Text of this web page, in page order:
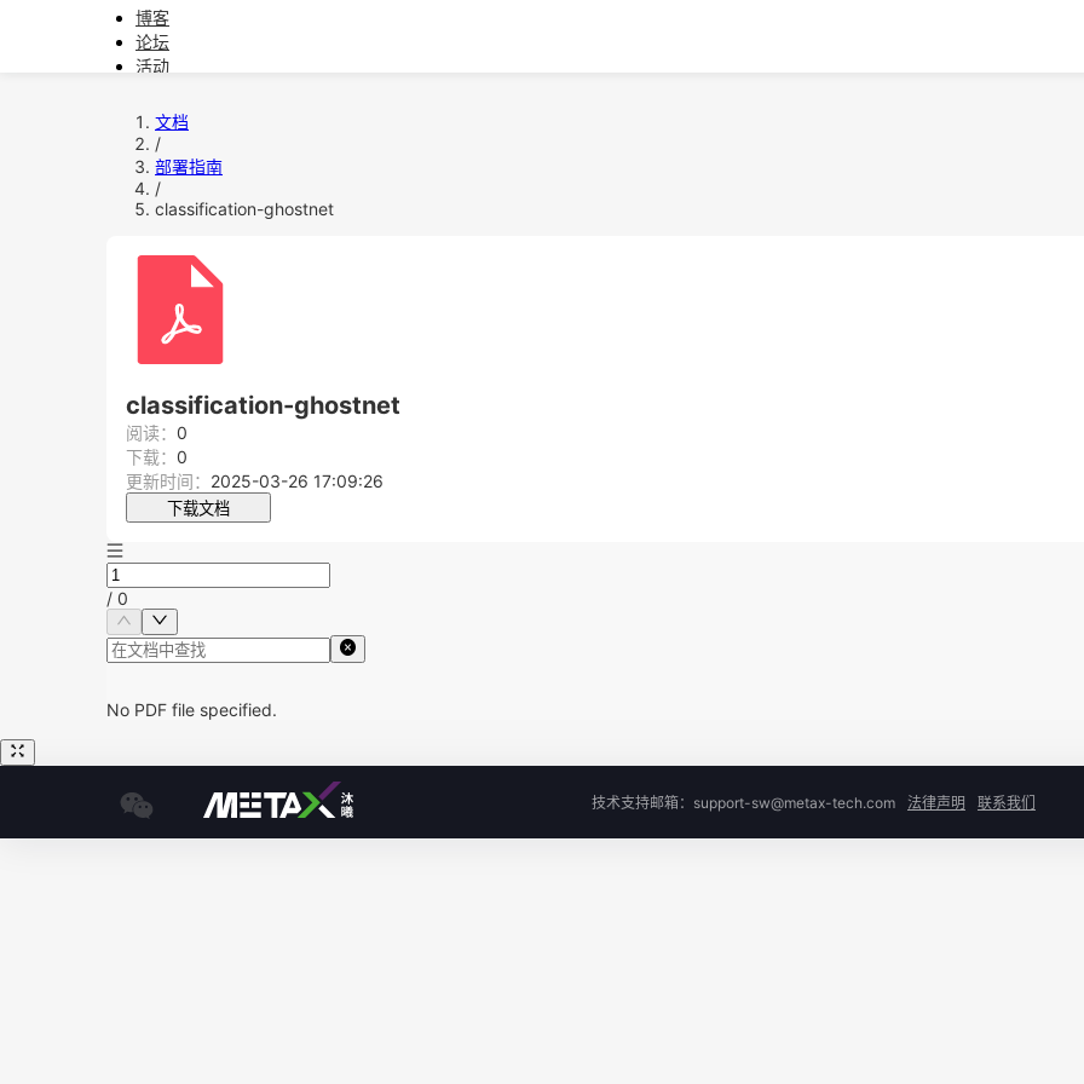
博客
论坛
活动
软件下载
教育
问题反馈
文档
/
部署指南
/
classification-ghostnet
classification-ghostnet
阅读： 0
下载： 0
更新时间： 2025-03-26 17:09:26
下载文档
/ 0
No PDF file specified.
技术支持邮箱：support-sw@metax-tech.com 法律声明 联系我们